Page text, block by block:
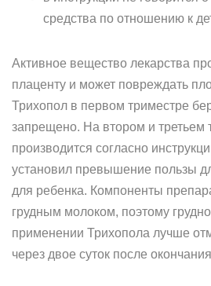
средства по отношению к
Активное вещество лекарства
плаценту и может повреждать
Трихопол в первом триместре
запрещено. На втором и третьем
производится согласно
установил превышение пользы
для ребенка. Компоненты
грудным молоком, поэтому
применении Трихопола лучше
через двое суток после